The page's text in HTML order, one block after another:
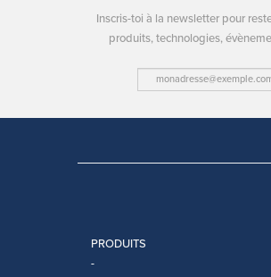
Inscris-toi à la newsletter pour
produits, technologies,
PRODUITS